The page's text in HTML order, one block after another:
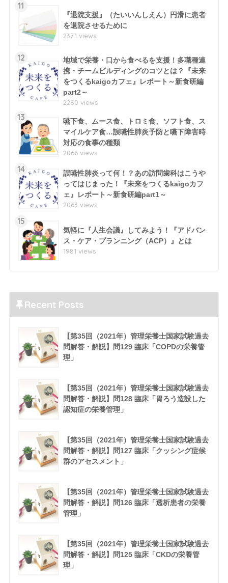
11
『退院支援』（たいいんしえん）円滑に患者
を退院させるために
2371 views
12
地域で栄養・口から食べるを支援！多職種連
携・チームビルディングのコツとは？『未来
をつくるkaigoカフェ』レポート～新食研編
part2～
2280 views
13
嚥下食、ムース食、トロミ食、ソフト食、ス
マイルケア食…誤嚥性肺炎予防と嚥下障害時
対応の食事の種類
2066 views
14
誤嚥性肺炎って何！？あの訪問歯科はこうや
ってはじまった！『未来をつくるkaigoカフ
ェ』レポート～新食研編part1～
2063 views
15
気軽に『人生会議』してみよう！『アドバン
ス・ケア・プランニング（ACP）』とは
1981 views
Recent Posts
【第35回（2021年）管理栄養士国家試験過去
問解答・解説】問129 臨床「COPDの栄養管
理」
【第35回（2021年）管理栄養士国家試験過去
問解答・解説】問128 臨床「胃ろう造設した
認知症の栄養管理」
【第35回（2021年）管理栄養士国家試験過去
問解答・解説】問127 臨床「クッシング症候
群のアセスメント」
【第35回（2021年）管理栄養士国家試験過去
問解答・解説】問126 臨床「透析患者の栄養
管理」
【第35回（2021年）管理栄養士国家試験過去
問解答・解説】問125 臨床「CKDの栄養管
理」